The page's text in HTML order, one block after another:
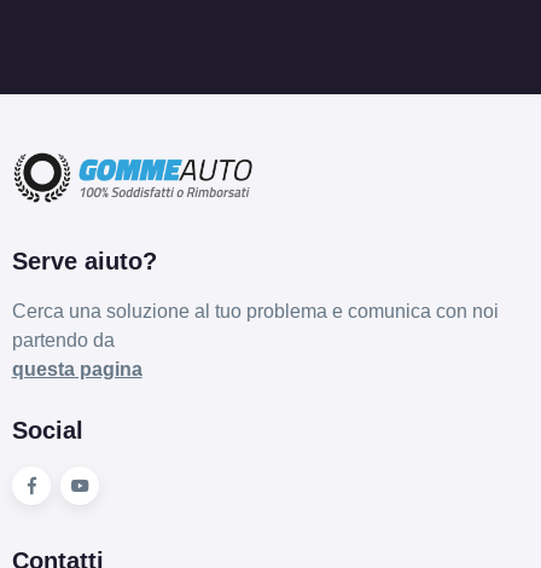
MAK Stilo Glossy Black
5 fori 18" 7.5X18 ET55
Foro centrale: 64.1mm
MAK Stilo Glossy Black
5 fori 18" 7.5X18 ET43
5x98
Disponibile
Serve aiuto?
Cerca una soluzione al tuo problema e comunica con noi
partendo da
questa pagina
Social
Contatti